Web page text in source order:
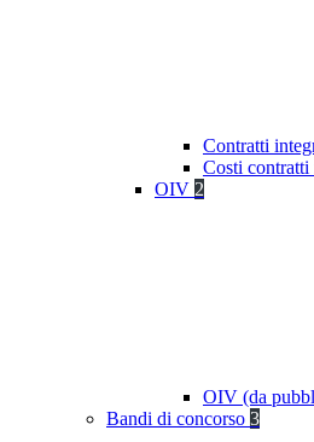
Contratti
Costi
OIV 2
OIV (da
Bandi di concorso 3